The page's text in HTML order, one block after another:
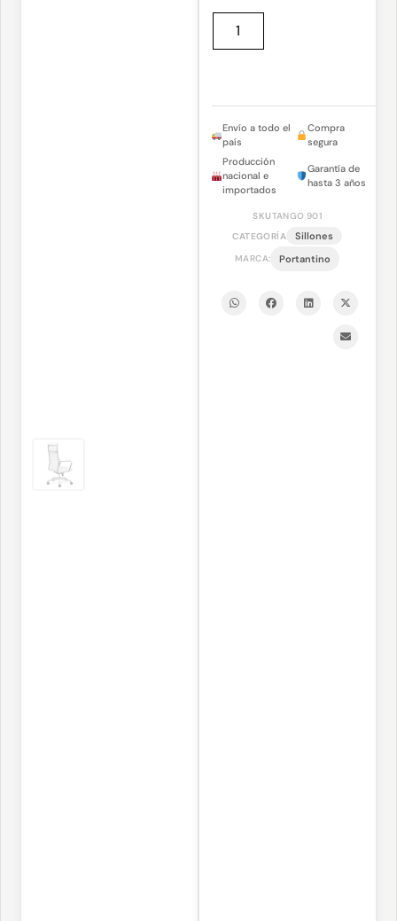
Envío a todo el
país
Compra
segura
Producción
nacional e
importados
Garantía de
hasta 3 años
SKUTANGO 901
CATEGORÍA
Sillones
MARCA: Portantino